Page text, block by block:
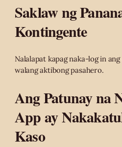
Saklaw ng
Kontingente
Nalalapat kapag naka-log in
walang aktibong pasahero.
Ang Patunay na
App ay
Kaso